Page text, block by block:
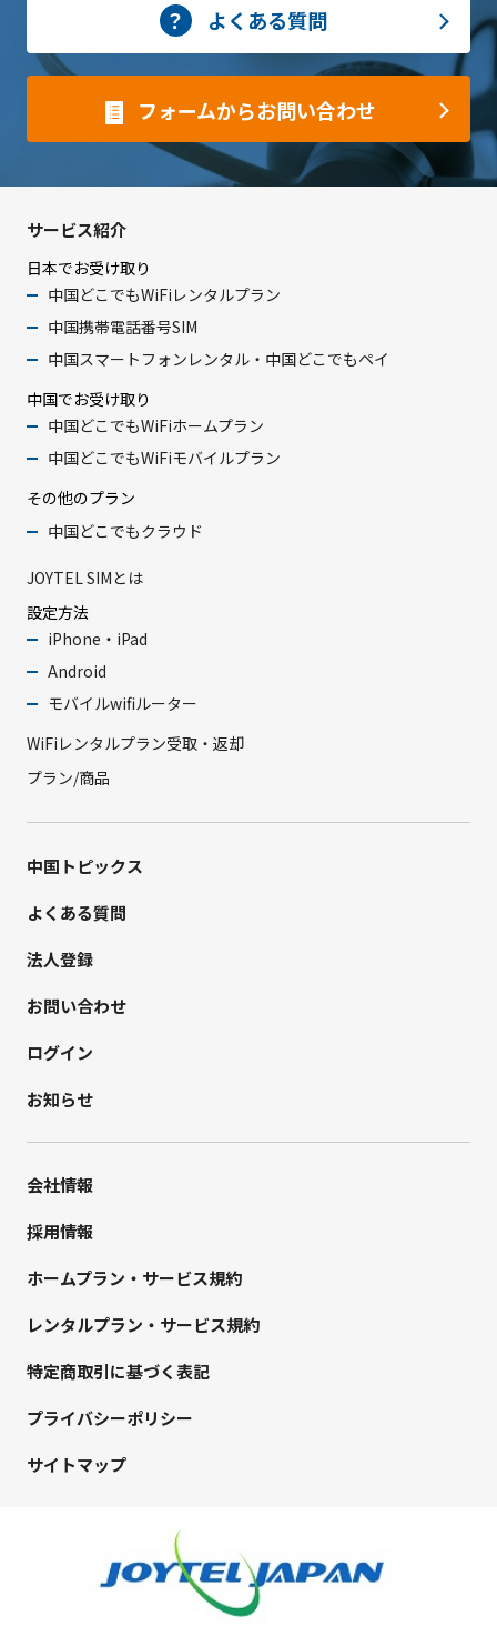
よくある質問
フォームからお問い合わせ
サービス紹介
日本でお受け取り
中国どこでもWiFiレンタルプラン
中国携帯電話番号SIM
中国スマートフォンレンタル・中国どこでもペイ
中国でお受け取り
中国どこでもWiFiホームプラン
中国どこでもWiFiモバイルプラン
その他のプラン
中国どこでもクラウド
JOYTEL SIMとは
設定方法
iPhone・iPad
Android
モバイルwifiルーター
WiFiレンタルプラン受取・返却
プラン/商品
中国トピックス
よくある質問
法人登録
お問い合わせ
ログイン
お知らせ
会社情報
採用情報
ホームプラン・サービス規約
レンタルプラン・サービス規約
特定商取引に基づく表記
プライバシーポリシー
サイトマップ